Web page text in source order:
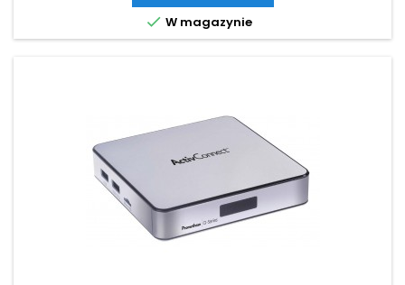
koordynację wzrokowo-ruchową. Angażujące zadania
zachęcają do aktywności...
 W magazynie